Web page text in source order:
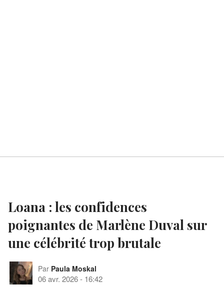
Loana : les confidences
poignantes de Marlène Duval sur
une célébrité trop brutale
Par Paula Moskal
06 avr. 2026- 16:42